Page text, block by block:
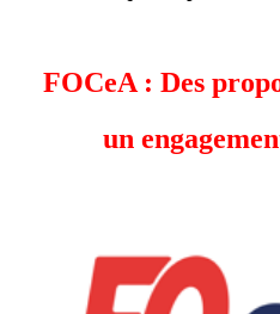
FOCeA : Des
un